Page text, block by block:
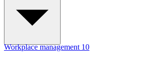
Workplace management 10